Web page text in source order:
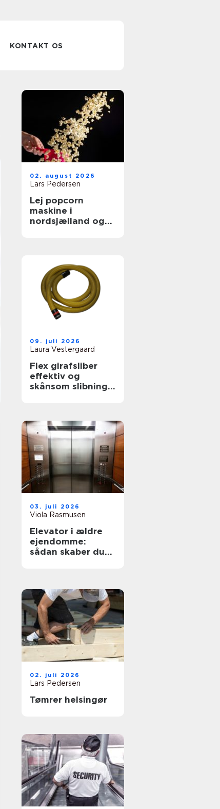
KONTAKT OS
02. august 2026
Lars Pedersen
Lej popcorn
maskine i
nordsjælland og
09. juli 2026
Laura Vestergaard
Flex girafsliber
effektiv og
skånsom slibning
03. juli 2026
Viola Rasmusen
Elevator i ældre
ejendomme:
sådan skaber du
02. juli 2026
Lars Pedersen
Tømrer helsingør